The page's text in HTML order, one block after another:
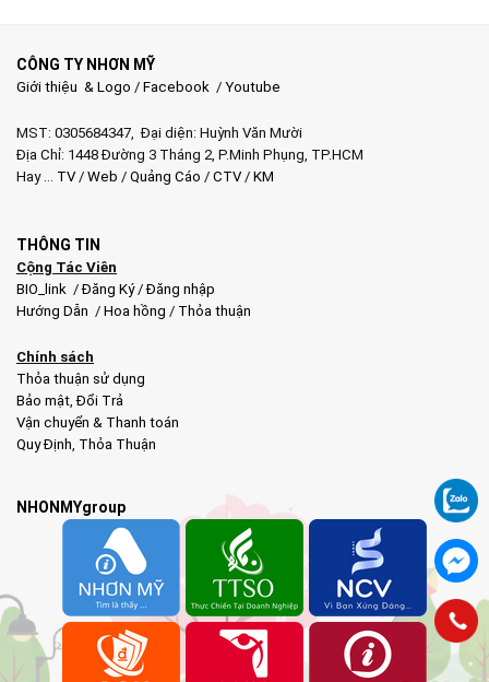
CÔNG TY NHƠN MỸ
Giới thiệu & Logo / Facebook / Youtube
MST: 0305684347, Đại diện: Huỳnh Văn Mười
Địa Chỉ: 1448 Đường 3 Tháng 2, P.Minh Phụng, TP.HCM
Hay …
TV/ Web / Quảng Cáo / CTV/ KM
THÔNG TIN
Cộng Tác Viên
BIO_link /Đăng Ký /Đăng nhập
Hướng Dẫn / Hoa hồng / Thỏa thuận
Chính sách
Thỏa thuận sử dụng
Bảo mật ,Đổi Trả
Vận chuyển & Thanh toán
Quy Định Thỏa Thuận
NHONMYgroup